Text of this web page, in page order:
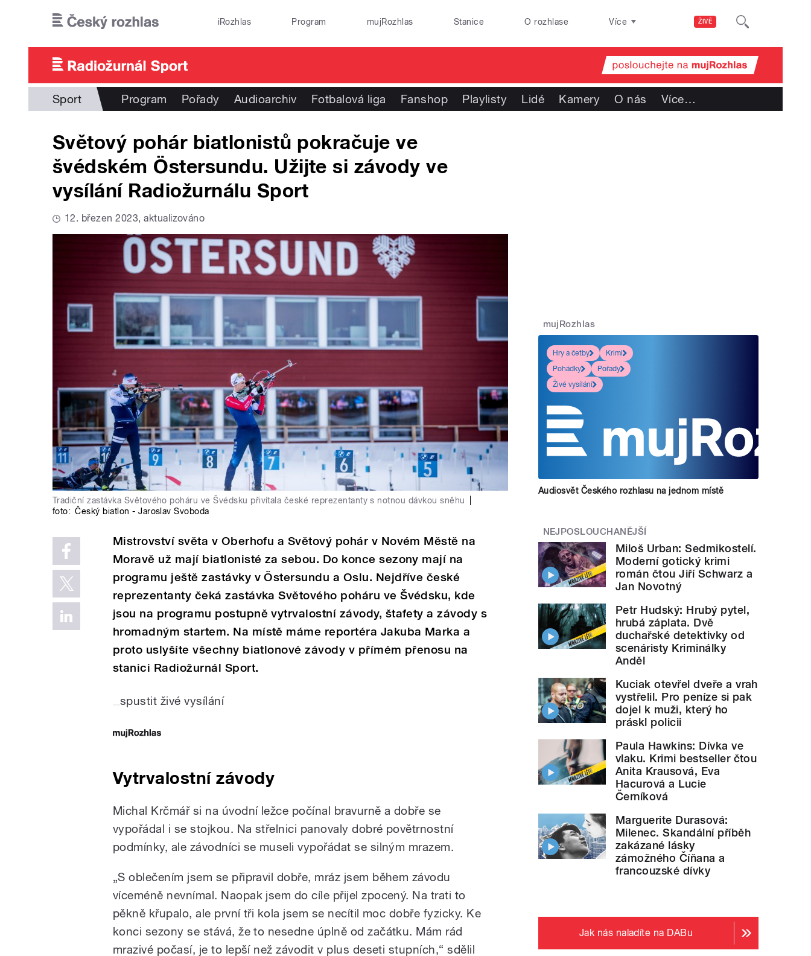
ŽIVĚ
iRozhlas Program mujRozhlas Stanice O rozhlase Více
Sport Program Pořady Audioarchiv Fotbalová liga Fanshop Playlisty Lidé Kamery O nás Více…
Světový pohár biatlonistů pokračuje ve
švédském Östersundu. Užijte si závody ve
vysílání Radiožurnálu Sport
12. březen 2023, aktualizováno
Tradiční zastávka Světového poháru ve Švédsku přivítala české reprezentanty s notnou dávkou sněhu
foto: Český biatlon - Jaroslav Svoboda
Mistrovství světa v Oberhofu a Světový pohár v Novém Městě na
Moravě už mají biatlonisté za sebou. Do konce sezony mají na
programu ještě zastávky v Östersundu a Oslu. Nejdříve české
reprezentanty čeká zastávka Světového poháru ve Švédsku, kde
jsou na programu postupně vytrvalostní závody, štafety a závody s
hromadným startem. Na místě máme reportéra Jakuba Marka a
proto uslyšíte všechny biatlonové závody v přímém přenosu na
stanici Radiožurnál Sport.
spustit živé vysílání
Vytrvalostní závody
Michal Krčmář si na úvodní ležce počínal bravurně a dobře se
vypořádal i se stojkou. Na střelnici panovaly dobré povětrnostní
podmínky, ale závodníci se museli vypořádat se silným mrazem.
„S oblečením jsem se připravil dobře, mráz jsem během závodu
víceméně nevnímal. Naopak jsem do cíle přijel zpocený. Na trati to
pěkně křupalo, ale první tři kola jsem se necítil moc dobře fyzicky. Ke
konci sezony se stává, že to nesedne úplně od začátku. Mám rád
mrazivé počasí, je to lepší než závodit v plus deseti stupních,“ sdělil
mujRozhlas
Hry a četby
Krimi
Pohádky
Pořady
Živé vysílání
Audiosvět Českého rozhlasu na jednom místě
NEJPOSLOUCHANĚJŠÍ
Miloš Urban: Sedmikostelí.
Moderní gotický krimi
román čtou Jiří Schwarz a
Jan Novotný
Petr Hudský: Hrubý pytel,
hrubá záplata. Dvě
duchařské detektivky od
scenáristy Kriminálky
Anděl
Kuciak otevřel dveře a vrah
vystřelil. Pro peníze si pak
dojel k muži, který ho
práskl policii
Paula Hawkins: Dívka ve
vlaku. Krimi bestseller čtou
Anita Krausová, Eva
Hacurová a Lucie
Černíková
Marguerite Durasová:
Milenec. Skandální příběh
zakázané lásky
zámožného Číňana a
francouzské dívky
Jak nás naladíte na DABu